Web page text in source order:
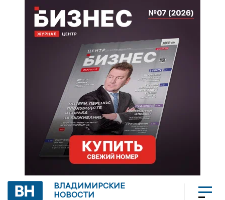
ВЛАДИМИРСКИЕ
НОВОСТИ